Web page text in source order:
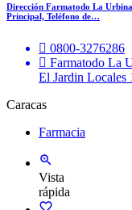
Dirección Farmatodo La
Principal, Teléfono de…
0800-3276286
Farmatodo La
El Jardin Locales
Caracas
Farmacia
Vista
rápida